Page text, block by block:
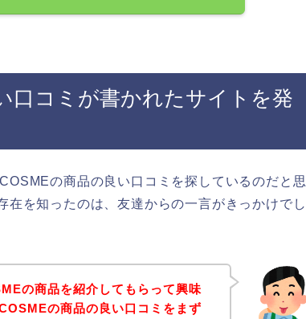
口コミが書かれたサイトを発
の商品の良い口コミを探しているのだと思
を知ったのは、友達からの一言がきっかけでし
の商品を紹介してもらって興味
の商品の良い口コミをまず